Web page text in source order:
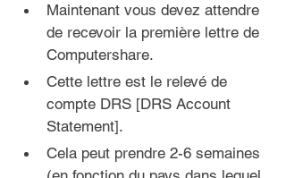
Maintenant vous devez attendre
de recevoir la première lettre de
Computershare.
Cette lettre est le relevé de
compte DRS [DRS Account
Statement].
Cela peut prendre 2-6 semaines